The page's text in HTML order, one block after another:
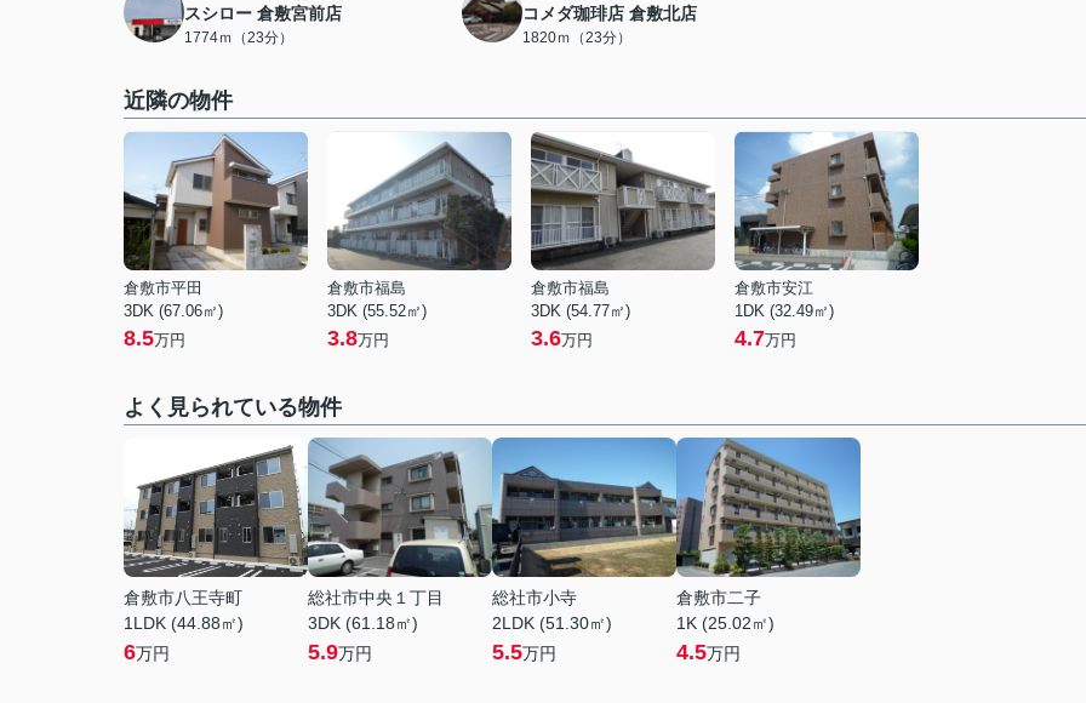
スシロー 倉敷宮前店
1774ｍ（23分）
コメダ珈琲店 倉敷北店
1820ｍ（23分）
近隣の物件
倉敷市平田
3DK (67.06㎡)
8.5万円
倉敷市福島
3DK (55.52㎡)
3.8万円
倉敷市福島
3DK (54.77㎡)
3.6万円
倉敷市安江
1DK (32.49㎡)
4.7万円
よく見られている物件
倉敷市八王寺町
1LDK (44.88㎡)
6万円
総社市中央１丁目
3DK (61.18㎡)
5.9万円
総社市小寺
2LDK (51.30㎡)
5.5万円
倉敷市二子
1K (25.02㎡)
4.5万円